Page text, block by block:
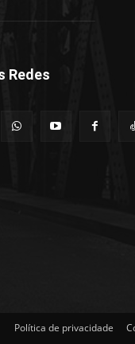
Redes
Política de privacidade